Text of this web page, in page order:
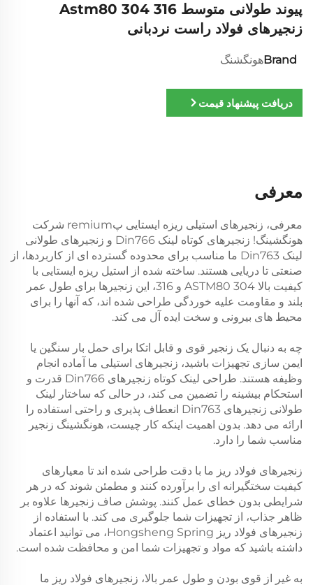
پیوند طولانی متوسط Astm80 304 316
زنجیرهای فولاد راست نردبانی
Brandهونگشنگ
دریافت پیشنهاد قیمت
معرفی
معرفی، زنجیرهای استیلی ریزه ایستایی پremium شرکت
هونگشینگ! زنجیرهای کوتاه لینک Din766 و زنجیرهای طولانی
لینک Din763 ما مناسب برای محدوده گسترده ای از کاربردها، از
صنعتی تا دریایی هستند. ساخته شده از استیل ریزه ایستایی با
کیفیت بالا ASTM80 304 و 316، این زنجیرها برای طول عمر
بلند و مقاومت علیه خوردگی طراحی شده اند، که آنها را برای
محیط های بیرونی و سخت ایده آل می کند.
چه به دنبال یک زنجیر قوی و قابل اتکا برای حمل بار سنگین یا
ایمن سازی تجهیزات باشید، زنجیرهای استیلی ما آماده انجام
وظیفه هستند. طراحی لینک کوتاه زنجیرهای Din766 قدرت و
استحکام بیشینه را تضمین می کند، در حالی که ساختار لینک
طولانی زنجیرهای Din763 انعطاف پذیری و راحتی استفاده را
ارائه می دهد. بدون اهمیت اینکه کار چیست، هونگشینگ زنجیر
مناسب شما را دارد.
زنجیرهای فولاد ریز ما با دقت طراحی شده اند تا معیارهای
کیفیت سختگیرانه ای را برآورده کنند و مطمئن شوند که در هر
شرایطی بدون خطای عمل کنند. پوشش صاف زنجیرها علاوه بر
ظاهر جذاب، از تجهیزات شما جلوگیری می کند. با استفاده از
زنجیرهای فولاد ریز Hongsheng Spring، می توانید اعتماد
داشته باشید که مواد و تجهیزات شما امن و محافظت شده است.
به غیر از قوی بودن و طول عمر بالا، زنجیرهای فولاد ریز ما